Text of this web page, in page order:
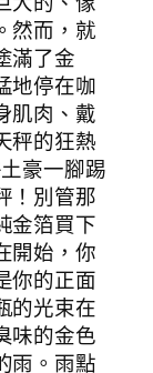
然而，就
滿了金
地停在咖
肌肉、戴
秤的狂熱
豪一腳踢
！別管那
金箔買下
開始，你
你的正面
的光束在
味的金色
雨。雨點